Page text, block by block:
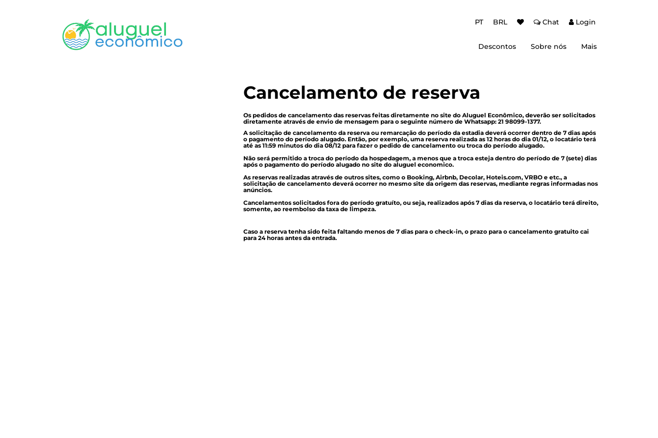
PT BRL Chat Login
Descontos Sobre nós Mais
Cancelamento de reserva
Os pedidos de cancelamento das reservas feitas diretamente no site do Aluguel Econômico, deverão ser solicitados
diretamente através de envio de mensagem para o seguinte número de Whatsapp: 21 98099-1377.
A solicitação de cancelamento da reserva ou remarcação do período da estadia deverá ocorrer dentro de 7 dias após
o pagamento do período alugado. Então, por exemplo, uma reserva realizada as 12 horas do dia 01/12, o locatário terá
até as 11:59 minutos do dia 08/12 para fazer o pedido de cancelamento ou troca do período alugado.
Não será permitido a troca do período da hospedagem, a menos que a troca esteja dentro do período de 7 (sete) dias
após o pagamento do período alugado no site do aluguel economico.
As reservas realizadas através de outros sites, como o Booking, Airbnb, Decolar, Hoteis.com, VRBO e etc., a
solicitação de cancelamento deverá ocorrer no mesmo site da origem das reservas, mediante regras informadas nos
anúncios.
Cancelamentos solicitados fora do período gratuíto, ou seja, realizados após 7 dias da reserva, o locatário terá direito,
somente, ao reembolso da taxa de limpeza.
Caso a reserva tenha sido feita faltando menos de 7 dias para o check-in, o prazo para o cancelamento gratuito cai
para 24 horas antes da entrada.